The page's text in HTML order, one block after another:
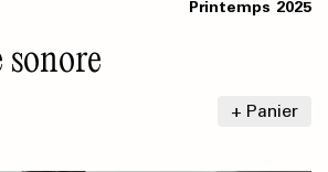
Printemps 2025
+ Panier